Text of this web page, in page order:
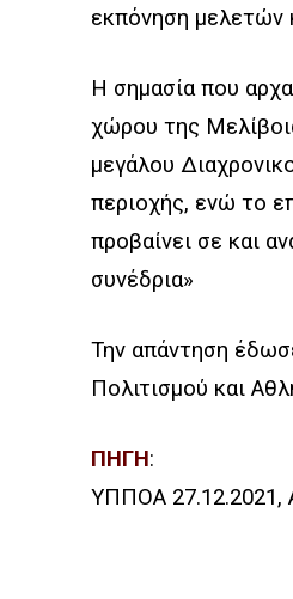
εκπόνηση μελετών
Η σημασία που
χώρου της
μεγάλου
περιοχής, ενώ το
προβαίνει σε και
συνέδρια»
Την απάντηση
Πολιτισμού και
ΠΗΓΗ:
ΥΠΠΟΑ 27.12.2021,